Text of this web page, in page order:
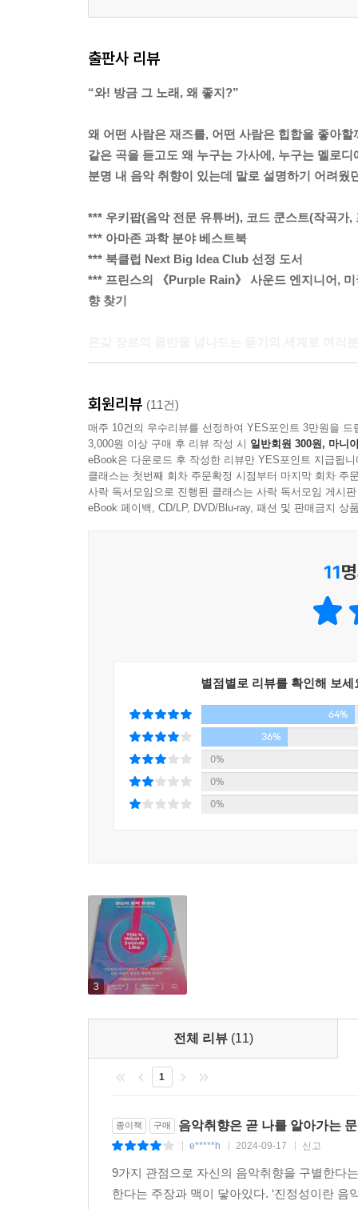
출판사 리뷰
“와! 방금 그 노래, 왜 좋지?”
왜 어떤 사람은 재즈를, 어떤 사람은 힙합을 좋아할
같은 곡을 듣고도 왜 누구는 가사에, 누구는 멜로디
분명 내 음악 취향이 있는데 말로 설명하기 어려웠
*** 우키팝(음악 전문 유튜버), 코드 쿤스트(작곡가,
*** 아마존 과학 분야 베스트북
*** 북클럽 Next Big Idea Club 선정 도서
*** 프린스의 《Purple Rain》 사운드 엔지니어,
향 찾기
사랑했고, 수많은 음반을 들으며 보낸 시간들
출신임에도 프린스의 녹음 엔지니어로 발탁된
현장에서 수많은 앨범의 믹싱/엔지니어링/프로
어떤 노래는 히트작이 되고 어떤 노래는 실패하는
넓히고자 마흔이 넘은 나이에 학교로 돌아가 다
음악에 반응하는 일곱 가지의 주요 차원이 있으며
책에서 소개하는 음반들도 있지만 책을 읽다
차원은 진정성: 순진무구함을 간직한 ‘목 아래 음
있는 사실적 음악 vs. DAW 혁명 이후 출현한 추
타입으로 나눠 판단해볼 수 있다. 미적 차원은 어
음악적 차원은 좀더 복잡해 한 차원이 여러 특질
실제 내가 좋아하는 곡을 떠올리며 그 노래의 어
즐겁고 풍성한 음악 생활을 즐길 수 있게 된다. 그
스스로를 더 잘 알게 된다고 저자는 강조한다.
좋아하는 아티스트와의 관계를 더욱 깊게 만들고,
이 책을 읽는 또 다른 즐거움은 바로 다양한 아
대학에서 오랜 시간을 보낸 저자이기에 그녀의
빌리 아일리시 등 다양한 뮤지션들의 곡을 내부
‘노래’를 ‘음반’으로 바꾸는 일을 하는 프로듀
다룰 줄 아는 악기가 전혀 없는 저자는 스스로
회원리뷰 (11건)
매주 10건의 우수리뷰를 선정하여 YES포인트 3만원을 드
3,000원 이상 구매 후 리뷰 작성 시 일반회원 300원, 마니
eBook은 다운로드 후 작성한 리뷰만 YES포인트 지급됩니
클래스는 첫번째 회차 주문확정 시점부터 마지막 회차 주
사락 독서모임으로 진행된 클래스는 사락 독서모임 게시
eBook 페이백, CD/LP, DVD/Blu-ray, 패션 및 판매금지 상
11
별점별로 리뷰를 확인해 보세
64%
36%
0%
0%
0%
3
전체 리뷰 (11)
1
종이책 구매 음악취향은 곧 나를 알아가는
e*****h 2024-09-17 신고
9가지 관점으로 자신의 음악취향을 구별한다
한다는 주장과 맥이 닿아있다. ‘진정성이란